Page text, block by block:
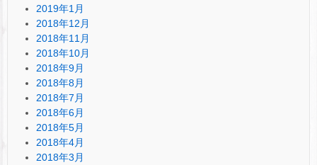
2019年1月
2018年12月
2018年11月
2018年10月
2018年9月
2018年8月
2018年7月
2018年6月
2018年5月
2018年4月
2018年3月